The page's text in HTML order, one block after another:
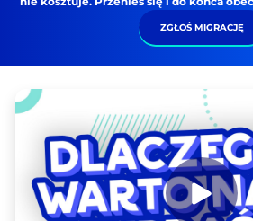
ZGŁOŚ MIGRACJĘ